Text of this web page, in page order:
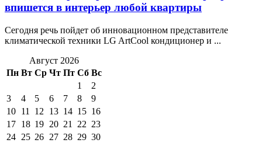
впишется в интерьер любой квартиры
Сегодня речь пойдет об инновационном представителе
климатической техники LG ArtCool кондиционер и ...
Август 2026
Пн Вт Ср Чт Пт Сб Вс
1
2
3
4 5 6 7 8
9
10 11 12 13 14 15 16
17 18 19 20 21 22 23
24 25 26 27 28 29 30